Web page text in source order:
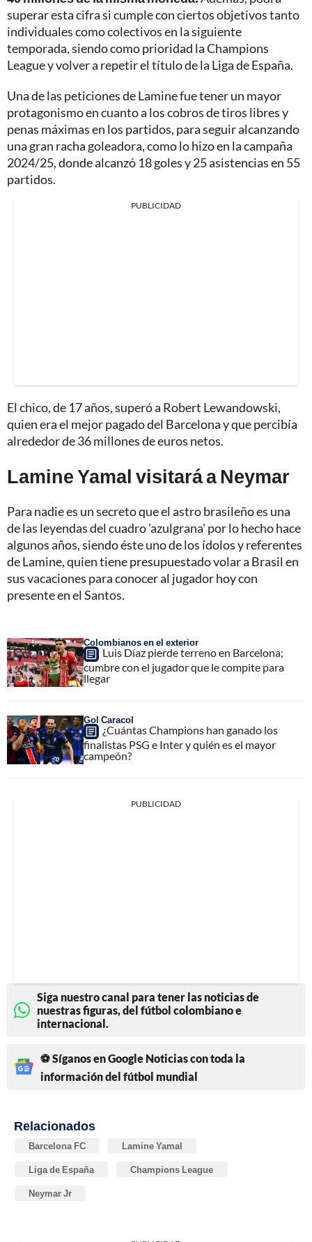
superar esta cifra si cumple con ciertos objetivos tanto
individuales como colectivos en la siguiente
temporada, siendo como prioridad la Champions
League y volver a repetir el título de la Liga de España.
Una de las peticiones de Lamine fue tener un mayor
protagonismo en cuanto a los cobros de tiros libres y
penas máximas en los partidos, para seguir alcanzando
una gran racha goleadora, como lo hizo en la campaña
2024/25, donde alcanzó 18 goles y 25 asistencias en 55
partidos.
PUBLICIDAD
El chico, de 17 años, superó a Robert Lewandowski,
quien era el mejor pagado del Barcelona y que percibía
alrededor de 36 millones de euros netos.
Lamine Yamal visitará a Neymar
Para nadie es un secreto que el astro brasileño es una
de las leyendas del cuadro 'azulgrana' por lo hecho hace
algunos años, siendo éste uno de los ídolos y referentes
de Lamine, quien tiene presupuestado volar a Brasil en
sus vacaciones para conocer al jugador hoy con
presente en el Santos.
Colombianos en el exterior
Luis Díaz pierde terreno en Barcelona;
cumbre con el jugador que le compite para
llegar
Gol Caracol
¿Cuántas Champions han ganado los
finalistas PSG e Inter y quién es el mayor
campeón?
PUBLICIDAD
Siga nuestro canal para tener las noticias de
nuestras figuras, del fútbol colombiano e
internacional.
⚽ Síganos en Google Noticias con toda la
información del fútbol mundial
Relacionados
Barcelona FC Lamine Yamal
Liga de España Champions League
Neymar Jr